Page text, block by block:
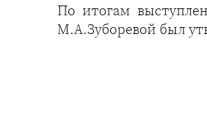
По итогам
М.А.Зуборевой был